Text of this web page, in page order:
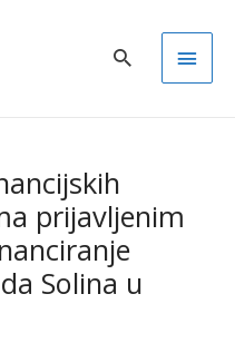
Main
prijavljenim
Solina u